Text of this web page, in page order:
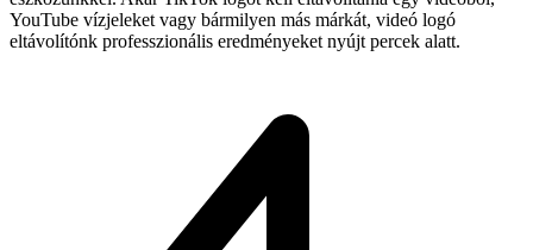
YouTube vízjeleket vagy bármilyen más márkát, videó logó
eltávolítónk professzionális eredményeket nyújt percek alatt.